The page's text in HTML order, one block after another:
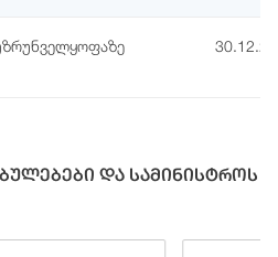
და სამინისტროს